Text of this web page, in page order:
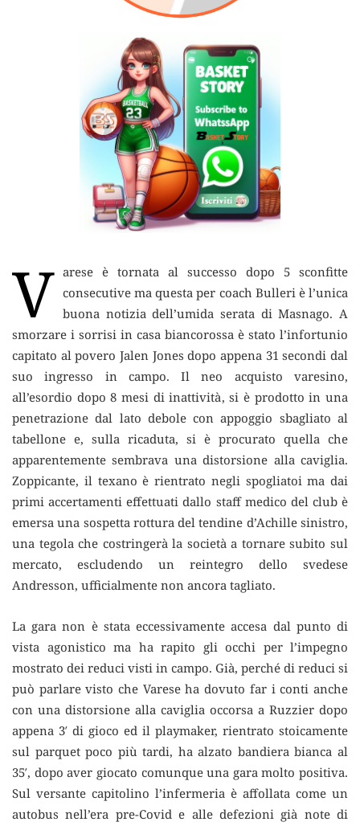
V arese è tornata al successo dopo 5 sconfitte
consecutive ma questa per coach Bulleri è l’unica
buona notizia dell’umida serata di Masnago. A
smorzare i sorrisi in casa biancorossa è stato l’infortunio
capitato al povero Jalen Jones dopo appena 31 secondi dal
suo ingresso in campo. Il neo acquisto varesino,
all’esordio dopo 8 mesi di inattività, si è prodotto in una
penetrazione dal lato debole con appoggio sbagliato al
tabellone e, sulla ricaduta, si è procurato quella che
apparentemente sembrava una distorsione alla caviglia.
Zoppicante, il texano è rientrato negli spogliatoi ma dai
primi accertamenti effettuati dallo staff medico del club è
emersa una sospetta rottura del tendine d’Achille sinistro,
una tegola che costringerà la società a tornare subito sul
mercato, escludendo un reintegro dello svedese
Andresson, ufficialmente non ancora tagliato.
La gara non è stata eccessivamente accesa dal punto di
vista agonistico ma ha rapito gli occhi per l’impegno
mostrato dei reduci visti in campo. Già, perché di reduci si
può parlare visto che Varese ha dovuto far i conti anche
con una distorsione alla caviglia occorsa a Ruzzier dopo
appena 3′ di gioco ed il playmaker, rientrato stoicamente
sul parquet poco più tardi, ha alzato bandiera bianca al
35′, dopo aver giocato comunque una gara molto positiva.
Sul versante capitolino l’infermeria è affollata come un
autobus nell’era pre-Covid e alle defezioni già note di